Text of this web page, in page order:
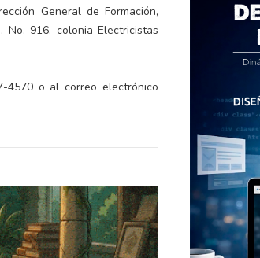
General de Formación,
No. 916, colonia Electricistas
4570 o al correo electrónico